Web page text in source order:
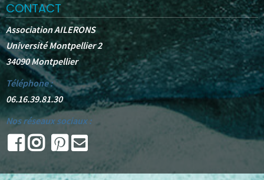
CONTACT
Association AILERONS
Université Montpellier 2
34090 Montpellier
Téléphone :
06.16.39.81.30
Nos réseaux sociaux :